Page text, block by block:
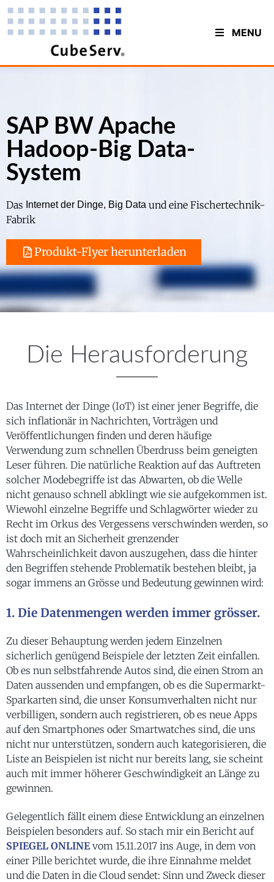
MENU
SAP BW Apache
Hadoop-Big Data-
System
Das Internet der Dinge, Big Data und eine Fischertechnik-
Fabrik
Produkt-Flyer herunterladen
Die Herausforderung
Das Internet der Dinge (IoT) ist einer jener Begriffe, die
sich inflationär in Nachrichten, Vorträgen und
Veröffentlichungen finden und deren häufige
Verwendung zum schnellen Überdruss beim geneigten
Leser führen. Die natürliche Reaktion auf das Auftreten
solcher Modebegriffe ist das Abwarten, ob die Welle
nicht genauso schnell abklingt wie sie aufgekommen ist.
Wiewohl einzelne Begriffe und Schlagwörter wieder zu
Recht im Orkus des Vergessens verschwinden werden, so
ist doch mit an Sicherheit grenzender
Wahrscheinlichkeit davon auszugehen, dass die hinter
den Begriffen stehende Problematik bestehen bleibt, ja
sogar immens an Grösse und Bedeutung gewinnen wird:
1. Die Datenmengen werden immer grösser.
Zu dieser Behauptung werden jedem Einzelnen
sicherlich genügend Beispiele der letzten Zeit einfallen.
Ob es nun selbstfahrende Autos sind, die einen Strom an
Daten aussenden und empfangen, ob es die Supermarkt-
Sparkarten sind, die unser Konsumverhalten nicht nur
verbilligen, sondern auch registrieren, ob es neue Apps
auf den Smartphones oder Smartwatches sind, die uns
nicht nur unterstützen, sondern auch kategorisieren, die
Liste an Beispielen ist nicht nur bereits lang, sie scheint
auch mit immer höherer Geschwindigkeit an Länge zu
gewinnen.
Gelegentlich fällt einem diese Entwicklung an einzelnen
Beispielen besonders auf. So stach mir ein Bericht auf
SPIEGEL ONLINEvom 15.11.2017 ins Auge, in dem von
einer Pille berichtet wurde, die ihre Einnahme meldet
und die Daten in die Cloud sendet: Sinn und Zweck dieser